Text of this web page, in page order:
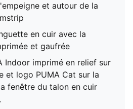
et autour de la
en cuir avec la
et gaufrée
Indoor imprimé en relief sur
et logo PUMA Cat sur la
fenêtre du talon en cuir